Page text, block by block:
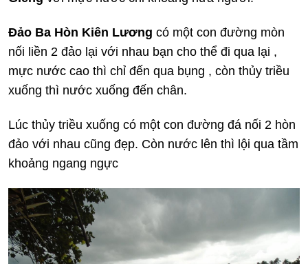
Đảo Ba Hòn Kiên Lương có một con đường mòn
nối liền 2 đảo lại với nhau bạn cho thể đi qua lại ,
mực nước cao thì chỉ đến qua bụng , còn thủy triều
xuống thì nước xuống đến chân.
Lúc thủy triều xuống có một con đường đá nối 2 hòn
đảo với nhau cũng đẹp. Còn nước lên thì lội qua tầm
khoảng ngang ngực